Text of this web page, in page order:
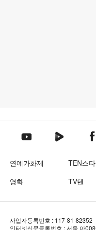
텐아시아 유튜브텐아시아 네이
연예가화제 TEN스
영화
TV텐
사업자등록번호 : 117-81-82352
인터넷신문등록번호 : 서울 아